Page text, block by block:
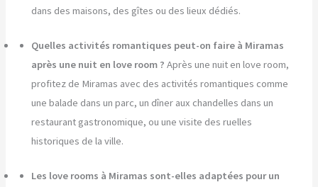
dans des maisons, des gîtes ou des lieux dédiés.
Quelles activités romantiques peut-on faire à Miramas
après une nuit en love room ? Après une nuit en love room,
profitez de Miramas avec des activités romantiques comme
une balade dans un parc, un dîner aux chandelles dans un
restaurant gastronomique, ou une visite des ruelles
historiques de la ville.
Les love rooms à Miramas sont-elles adaptées pour un